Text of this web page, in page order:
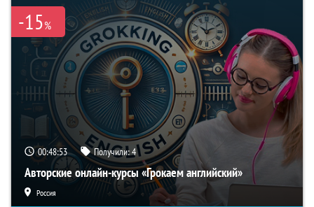
-15%
00:48:52 Получили:4
Авторские онлайн-курсы «Грокаем английский»
Россия